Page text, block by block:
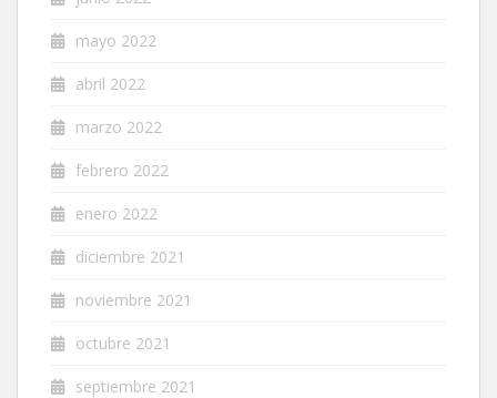
mayo 2022
abril 2022
marzo 2022
febrero 2022
enero 2022
diciembre 2021
noviembre 2021
octubre 2021
septiembre 2021